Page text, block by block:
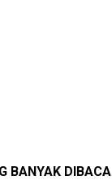
BANYAK DIBACA